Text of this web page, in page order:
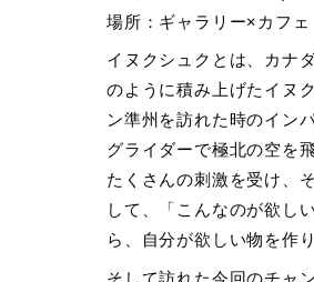
場所：ギャラリー×カフ
イヌクシュクとは、カナ
のように積み上げたイヌ
ン準州を訪れた時のイン
グライダーで極北の空を
たくさんの刺激を受け、
して、「こんなのが欲し
ら、自分が欲しい物を作
そして訪れた今回のチャ